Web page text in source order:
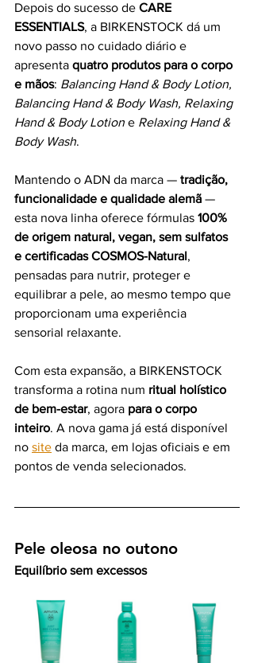
Depois do sucesso de CARE
ESSENTIALS, a BIRKENSTOCK dá um
novo passo no cuidado diário e
apresenta quatro produtos para o corpo
e mãos: Balancing Hand & Body Lotion,
Balancing Hand & Body Wash, Relaxing
Hand & Body Lotion e Relaxing Hand &
Body Wash.
Mantendo o ADN da marca — tradição,
funcionalidade e qualidade alemã —
esta nova linha oferece fórmulas 100%
de origem natural, vegan, sem sulfatos
e certificadas COSMOS-Natural ,
pensadas para nutrir, proteger e
equilibrar a pele, ao mesmo tempo que
proporcionam uma experiência
sensorial relaxante.
Com esta expansão, a BIRKENSTOCK
transforma a rotina num ritual holístico
de bem-estar, agora para o corpo
inteiro. A nova gama já está disponível
no site da marca, em lojas oficiais e em
pontos de venda selecionados.
Pele oleosa no outono
Equilíbrio sem excessos